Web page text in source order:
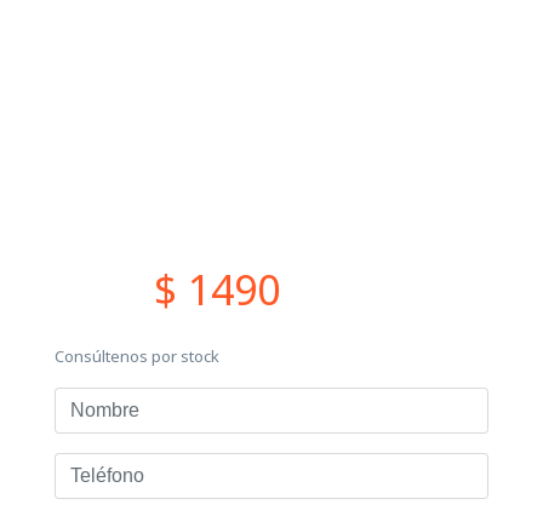
$ 1490
Consúltenos por stock
Nombre
Teléfono